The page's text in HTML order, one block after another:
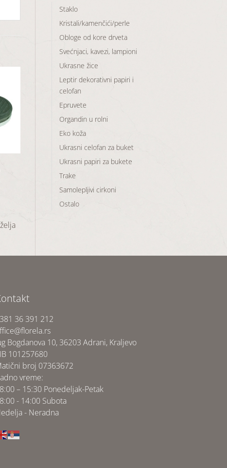
Staklo
Kristali/kamenčići/perle
Obloge od kore drveta
Svećnjaci, kavezi, lampioni
Ukrasne žice
Leptir dekorativni papiri i
celofan
Epruvete
Organdin u rolni
Eko koža
Ukrasni celofan za buket
Ukrasni papiri za bukete
Trake
Samolepljivi cirkoni
Ostalo
Dodaj
u
listu
36 391 212
Bogdanova 10, 36203 Adrani, Kraljevo
101257680
broj 07363672
vreme:
– 15:30 Ponedeljak-Petak
- 14:00 Subota
- Neradna